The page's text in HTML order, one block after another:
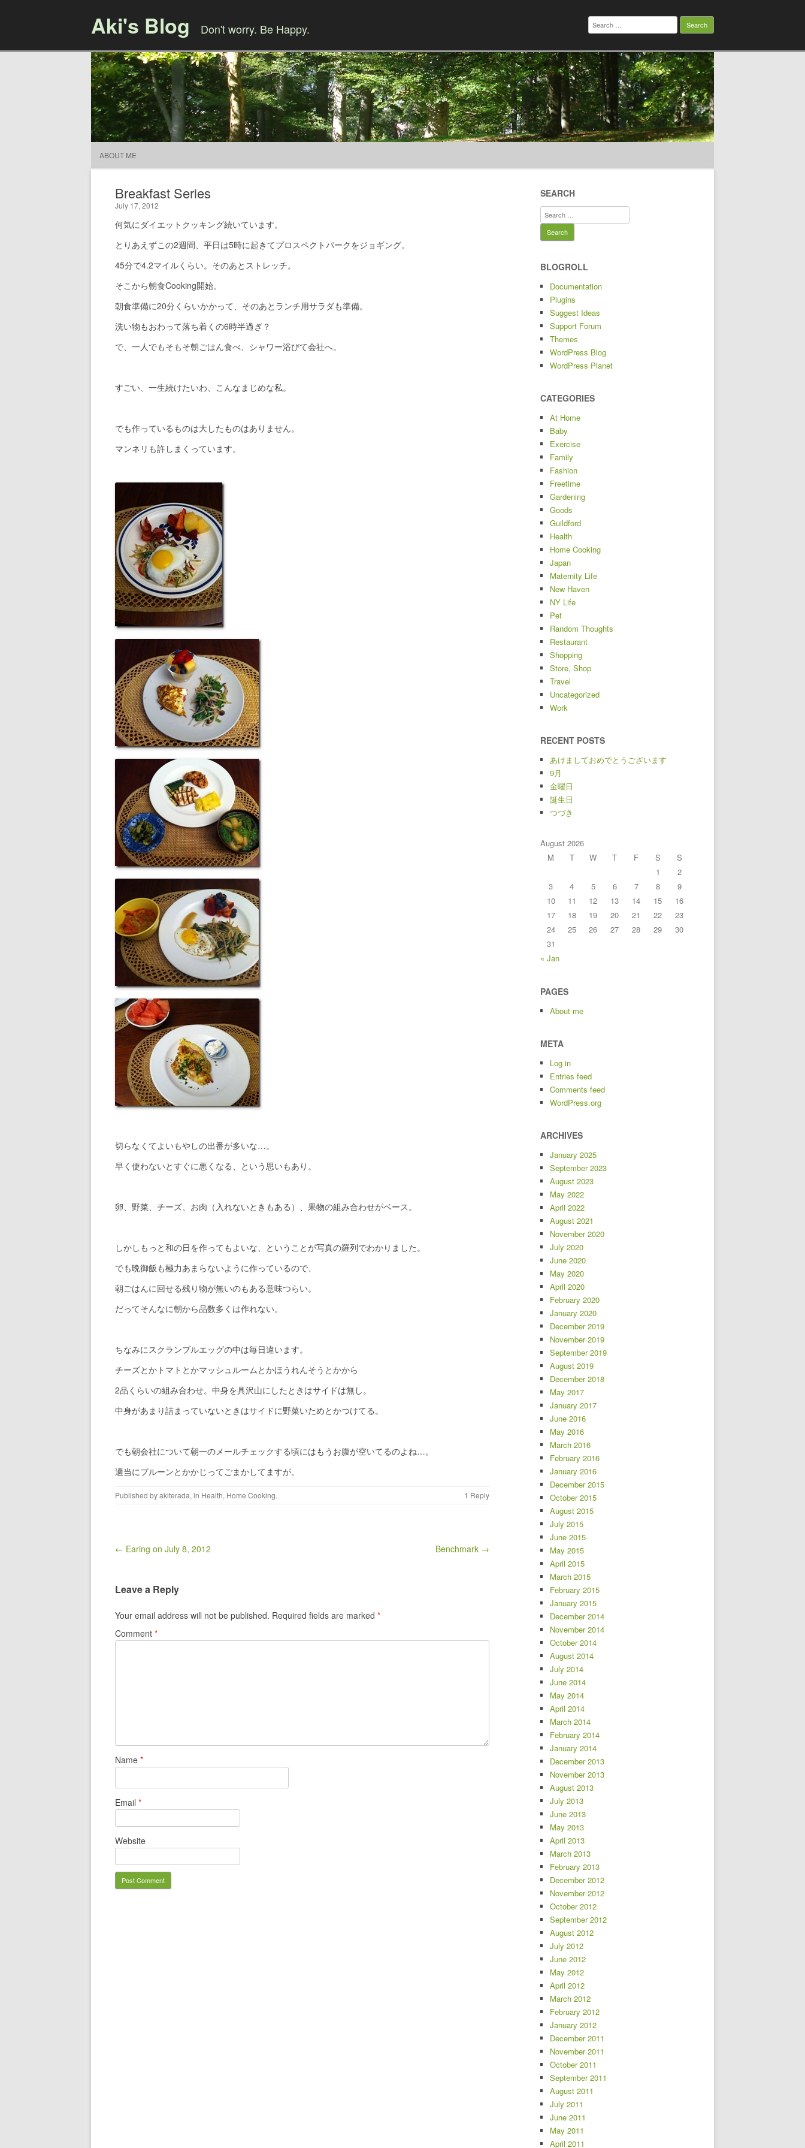
Aki's Blog Don't worry. Be Happy.
Search
for:
ABOUT ME
Breakfast Series
July 17, 2012
何気にダイエットクッキング続いています。
とりあえずこの2週間、平日は5時に起きてプロスペクトパークをジョギング。
45分で4.2マイルくらい。そのあとストレッチ。
そこから朝食Cooking開始。
朝食準備に20分くらいかかって、そのあとランチ用サラダも準備。
洗い物もおわって落ち着くの6時半過ぎ？
で、一人でもそもそ朝ごはん食べ、シャワー浴びて会社へ。
すごい、一生続けたいわ、こんなまじめな私。
でも作っているものは大したものはありません。
マンネリも許しまくっています。
切らなくてよいもやしの出番が多いな…。
早く使わないとすぐに悪くなる、という思いもあり。
卵、野菜、チーズ、お肉（入れないときもある）、果物の組み合わせがベース。
しかしもっと和の日を作ってもよいな、ということが写真の羅列でわかりました。
でも晩御飯も極力あまらないように作っているので、
朝ごはんに回せる残り物が無いのもある意味つらい。
だってそんなに朝から品数多くは作れない。
ちなみにスクランブルエッグの中は毎日違います。
チーズとかトマトとかマッシュルームとかほうれんそうとかから
2品くらいの組み合わせ。中身を具沢山にしたときはサイドは無し。
中身があまり詰まっていないときはサイドに野菜いためとかつけてる。
でも朝会社について朝一のメールチェックする頃にはもうお腹が空いてるのよね…。
適当にプルーンとかかじってごまかしてますが。
Published byakiterada, in Health, Home Cooking. 1 Reply
Post navigation
← Earing on July 8, 2012 Benchmark →
Leave a Reply
Your email address will not be published. Required fields are marked *
Comment *
Name *
Email *
Website
SEARCH
Search
for:
BLOGROLL
Documentation
Plugins
Suggest Ideas
Support Forum
Themes
WordPress Blog
WordPress Planet
CATEGORIES
At Home
Baby
Exercise
Family
Fashion
Freetime
Gardening
Goods
Guildford
Health
Home Cooking
Japan
Maternity Life
New Haven
NY Life
Pet
Random Thoughts
Restaurant
Shopping
Store, Shop
Travel
Uncategorized
Work
RECENT POSTS
あけましておめでとうございます
9月
金曜日
誕生日
つづき
August 2026
M
T W T F S
S
1
2
3
4 5 6 7 8
9
10
11 12 13 14 15
16
17
18 19 20 21 22
23
24
25 26 27 28 29
30
31
« Jan
PAGES
About me
META
Log in
Entries feed
Comments feed
WordPress.org
ARCHIVES
January 2025
September 2023
August 2023
May 2022
April 2022
August 2021
November 2020
July 2020
June 2020
May 2020
April 2020
February 2020
January 2020
December 2019
November 2019
September 2019
August 2019
December 2018
May 2017
January 2017
June 2016
May 2016
March 2016
February 2016
January 2016
December 2015
October 2015
August 2015
July 2015
June 2015
May 2015
April 2015
March 2015
February 2015
January 2015
December 2014
November 2014
October 2014
August 2014
July 2014
June 2014
May 2014
April 2014
March 2014
February 2014
January 2014
December 2013
November 2013
August 2013
July 2013
June 2013
May 2013
April 2013
March 2013
February 2013
December 2012
November 2012
October 2012
September 2012
August 2012
July 2012
June 2012
May 2012
April 2012
March 2012
February 2012
January 2012
December 2011
November 2011
October 2011
September 2011
August 2011
July 2011
June 2011
May 2011
April 2011